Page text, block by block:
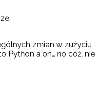
zmian w zużyciu
Python a on… no cóż, nie